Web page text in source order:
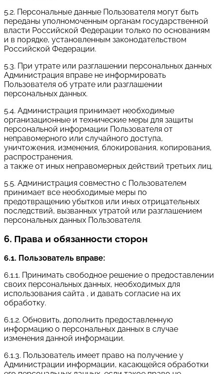
5.2. Персональные данные Пользователя могут быть
переданы уполномоченным органам государственной
власти Российской Федерации только по основаниям
и в порядке, установленным законодательством
Российской Федерации.
5.3. При утрате или разглашении персональных данных
Администрация вправе не информировать
Пользователя об утрате или разглашении
персональных данных.
5.4. Администрация принимает необходимые
организационные и технические меры для защиты
персональной информации Пользователя от
неправомерного или случайного доступа,
уничтожения, изменения, блокирования, копирования,
распространения,
а также от иных неправомерных действий третьих лиц.
5.5. Администрация совместно с Пользователем
принимает все необходимые меры по
предотвращению убытков или иных отрицательных
последствий, вызванных утратой или разглашением
персональных данных Пользователя.
6. Права и обязанности сторон
6.1. Пользователь вправе:
6.1.1. Принимать свободное решение о предоставлении
своих персональных данных, необходимых для
использования сайта , и давать согласие на их
обработку.
6.1.2. Обновить, дополнить предоставленную
информацию о персональных данных в случае
изменения данной информации.
6.1.3. Пользователь имеет право на получение у
Администрации информации, касающейся обработки